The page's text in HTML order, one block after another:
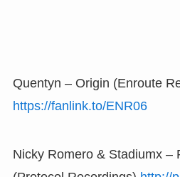
Quentyn – Origin (Enroute
https://fanlink.to/ENR06
Nicky Romero & Stadiumx –